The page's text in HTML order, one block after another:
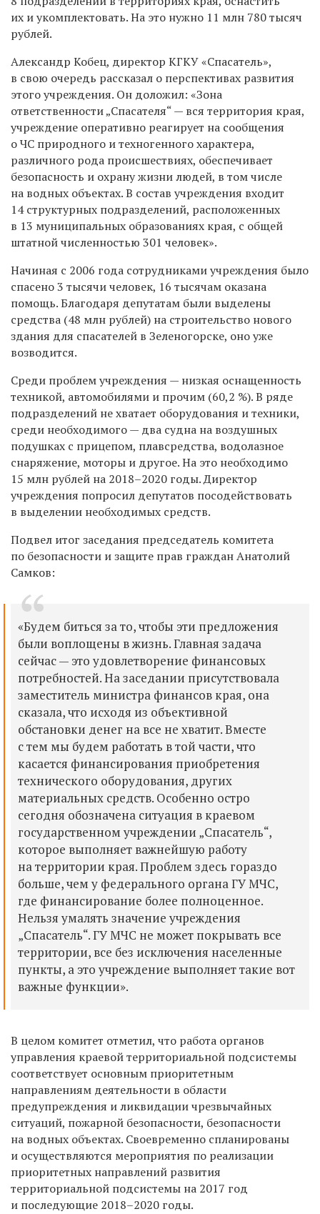
их и укомплектовать. На это нужно 11 млн 780 тысяч
рублей.
Александр Кобец, директор КГКУ «Спасатель»,
в свою очередь рассказал о перспективах развития
этого учреждения. Он доложил: «Зона
ответственности „Спасателя“ — вся территория края,
учреждение оперативно реагирует на сообщения
о ЧС природного и техногенного характера,
различного рода происшествиях, обеспечивает
безопасность и охрану жизни людей, в том числе
на водных объектах. В состав учреждения входит
14 структурных подразделений, расположенных
в 13 муниципальных образованиях края, с общей
штатной численностью 301 человек».
Начиная с 2006 года сотрудниками учреждения было
спасено 3 тысячи человек, 16 тысячам оказана
помощь. Благодаря депутатам были выделены
средства (48 млн рублей) на строительство нового
здания для спасателей в Зеленогорске, оно уже
возводится.
Среди проблем учреждения — низкая оснащенность
техникой, автомобилями и прочим (60,2 %). В ряде
подразделений не хватает оборудования и техники,
среди необходимого — два судна на воздушных
подушках с прицепом, плавсредства, водолазное
снаряжение, моторы и другое. На это необходимо
15 млн рублей на 2018–2020 годы. Директор
учреждения попросил депутатов посодействовать
в выделении необходимых средств.
Подвел итог заседания председатель комитета
по безопасности и защите прав граждан Анатолий
Самков:
«Будем биться за то, чтобы эти предложения
были воплощены в жизнь. Главная задача
сейчас — это удовлетворение финансовых
потребностей. На заседании присутствовала
заместитель министра финансов края, она
сказала, что исходя из объективной
обстановки денег на все не хватит. Вместе
с тем мы будем работать в той части, что
касается финансирования приобретения
технического оборудования, других
материальных средств. Особенно остро
сегодня обозначена ситуация в краевом
государственном учреждении „Спасатель“,
которое выполняет важнейшую работу
на территории края. Проблем здесь гораздо
больше, чем у федерального органа ГУ МЧС,
где финансирование более полноценное.
Нельзя умалять значение учреждения
„Спасатель“. ГУ МЧС не может покрывать все
территории, все без исключения населенные
пункты, а это учреждение выполняет такие вот
важные функции».
В целом комитет отметил, что работа органов
управления краевой территориальной подсистемы
соответствует основным приоритетным
направлениям деятельности в области
предупреждения и ликвидации чрезвычайных
ситуаций, пожарной безопасности, безопасности
на водных объектах. Своевременно спланированы
и осуществляются мероприятия по реализации
приоритетных направлений развития
территориальной подсистемы на 2017 год
и последующие 2018–2020 годы.